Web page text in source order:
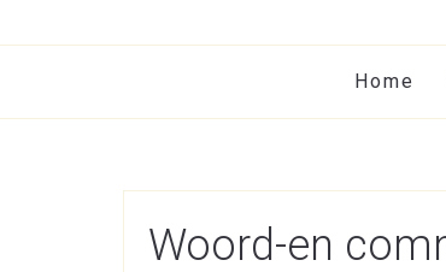
Home
Woord-en